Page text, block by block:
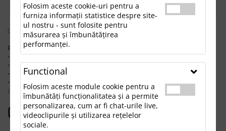
0 rezultate pentru: "setinstrumentedescrisseshania"
Pentru a găsi produsul dorit, încearcă următoarele:
• Verifică dacă ai scris corect termenii.
• Încearcă să foloseşti sinonime.
• Încearcă din nou, folosind o căutare mai generală.
• Ne poţi contacta telefonic la 021.336.03.32 sau prin email la
office@updateadv.ro şi te ajutăm să găseşti produsul dorit.
Categorii populare
Folosim aceste cookie-uri pentru a
furniza informații statistice despre site-
ul nostru - sunt folosite pentru
măsurarea și îmbunătățirea
performanței.
Functional
Folosim aceste module cookie pentru a
îmbunătăți funcționalitatea și a permite
personalizarea, cum ar fi chat-urile live,
videoclipurile și utilizarea rețelelor
sociale.